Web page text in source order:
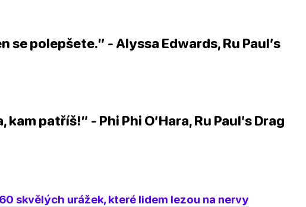
se polepšete.” - Alyssa Edwards, Ru Paul’s
patříš!” - Phi Phi O’Hara, Ru Paul’s Drag
60 skvělých urážek, které lidem lezou na nervy